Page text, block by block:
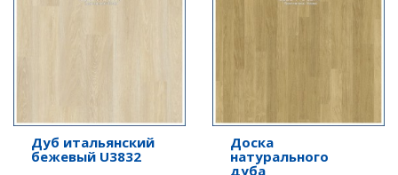
Дуб итальянский
бежевый U3832
Доска
натурального
дуба